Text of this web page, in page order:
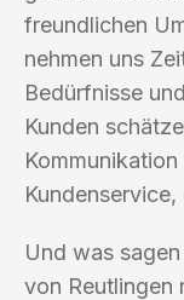
freundlichen
nehmen uns
Bedürfnisse
Kunden
Und was
von Reutlingen